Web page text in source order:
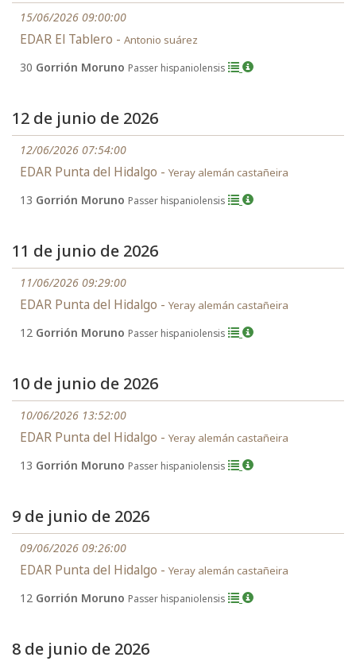
15/06/2026 09:00:00
EDAR El Tablero - Antonio suárez
30 Gorrión Moruno Passer hispaniolensis
12 de junio de 2026
12/06/2026 07:54:00
EDAR Punta del Hidalgo - Yeray alemán castañeira
13 Gorrión Moruno Passer hispaniolensis
11 de junio de 2026
11/06/2026 09:29:00
EDAR Punta del Hidalgo - Yeray alemán castañeira
12 Gorrión Moruno Passer hispaniolensis
10 de junio de 2026
10/06/2026 13:52:00
EDAR Punta del Hidalgo - Yeray alemán castañeira
13 Gorrión Moruno Passer hispaniolensis
9 de junio de 2026
09/06/2026 09:26:00
EDAR Punta del Hidalgo - Yeray alemán castañeira
12 Gorrión Moruno Passer hispaniolensis
8 de junio de 2026